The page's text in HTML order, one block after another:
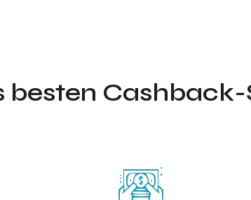
besten